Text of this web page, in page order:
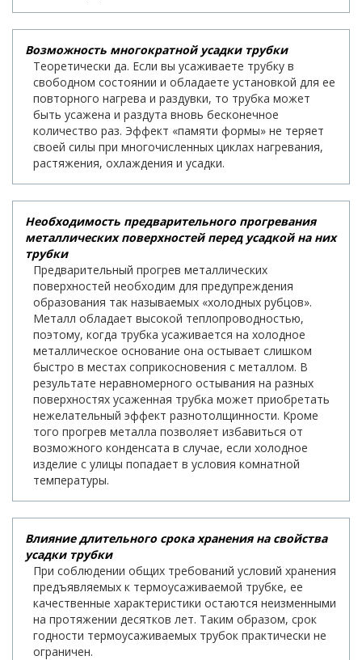
Возможность многократной усадки трубки
Теоретически да. Если вы усаживаете трубку в
свободном состоянии и обладаете установкой для ее
повторного нагрева и раздувки, то трубка может
быть усажена и раздута вновь бесконечное
количество раз. Эффект «памяти формы» не теряет
своей силы при многочисленных циклах нагревания,
растяжения, охлаждения и усадки.
Необходимость предварительного прогревания
металлических поверхностей перед усадкой на них
трубки
Предварительный прогрев металлических
поверхностей необходим для предупреждения
образования так называемых «холодных рубцов».
Металл обладает высокой теплопроводностью,
поэтому, когда трубка усаживается на холодное
металлическое основание она остывает слишком
быстро в местах соприкосновения с металлом. В
результате неравномерного остывания на разных
поверхностях усаженная трубка может приобретать
нежелательный эффект разнотолщинности. Кроме
того прогрев металла позволяет избавиться от
возможного конденсата в случае, если холодное
изделие с улицы попадает в условия комнатной
температуры.
Влияние длительного срока хранения на свойства
усадки трубки
При соблюдении общих требований условий хранения
предъявляемых к термоусаживаемой трубке, ее
качественные характеристики остаются неизменными
на протяжении десятков лет. Таким образом, срок
годности термоусаживаемых трубок практически не
ограничен.